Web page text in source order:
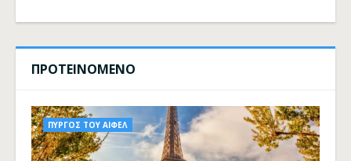
ΠΡΟΤΕΙΝΟΜΕΝΟ
ΠΥΡΓΟΣ ΤΟΥ ΑΙΦΕΛ